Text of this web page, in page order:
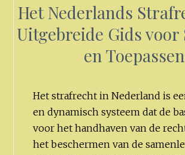
Het Nederlands
Uitgebreide Gids voor
en Toepassen
Het strafrecht in Nederland is
en dynamisch systeem dat de
voor het handhaven van de
het beschermen van de